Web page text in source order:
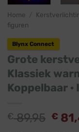
Home
figuren
Blynx Connect
Grote
Klassiek
Koppelbaar ·
€89,95 €